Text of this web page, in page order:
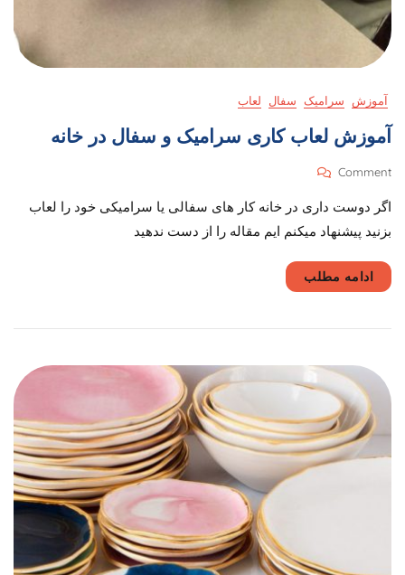
آموزش سرامیک سفال لعاب
آموزش لعاب کاری سرامیک و سفال در خانه
Comment
On
لعاب
کاری
سرامیک
و
سفال
اگر دوست داری در خانه کار های سفالی یا سرامیکی خود را لعاب
بزنید پیشنهاد میکنم ایم مقاله را از دست ندهید
ادامه مطلب